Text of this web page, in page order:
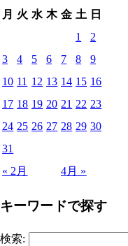
月 火 水 木 金 土 日
« 2月 4月 »
1
2
3
4 5 6 7 8
9
10 11 12 13 14 15 16
17 18 19 20 21 22 23
24 25 26 27 28 29 30
31
キーワードで探す
検索: